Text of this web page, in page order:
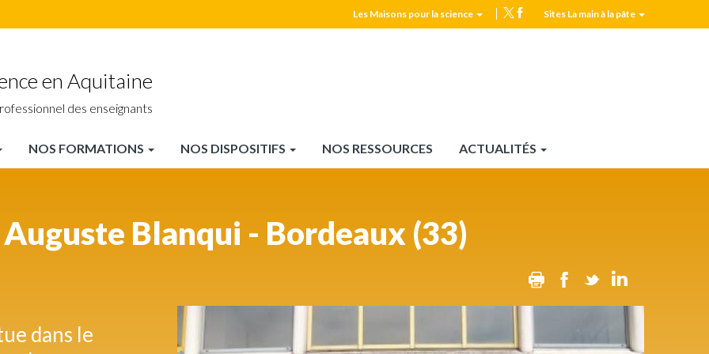
MPLS
Les Maisons pour la science Sites La main à la pâte
en Aquitaine
des enseignants
NOS FORMATIONS NOS DISPOSITIFS NOS RESSOURCES ACTUALITÉS
Blanqui - Bordeaux (33)
Print Facebook
Twitter
dans le